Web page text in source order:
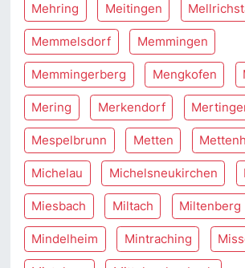
Mehring Meitingen
Memmelsdorf Memmingen
Memmingerberg Mengkofen
Mering Merkendorf
Mespelbrunn Metten
Michelau Michelsneukirchen
Miesbach Miltach Miltenberg
Mindelheim Mintraching